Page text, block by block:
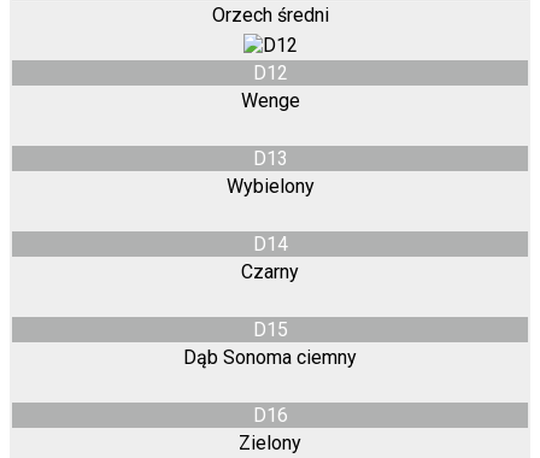
Orzech średni
D12
Wenge
D13
Wybielony
D14
Czarny
D15
Dąb Sonoma ciemny
D16
Zielony